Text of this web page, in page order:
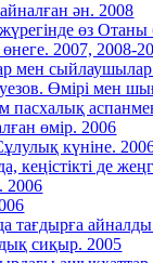
ән. 2008
өз Отаны
2007, 2008-
мен
Өмірі мен
пасхалық
өмір. 2006
күніне.
кеңістікті де
2006
тағдырға
сиқыр. 2005